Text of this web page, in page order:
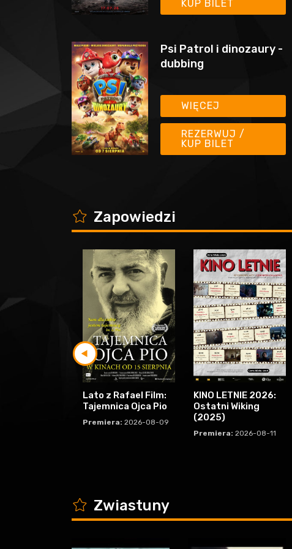
KUP BILET
Psi Patrol i dinozaury -
dubbing
WIĘCEJ
REZERWUJ /
KUP BILET
K Zapowiedzi
Lato z Rafael Film:
Tajemnica Ojca Pio
Premiera: 2026-08-09
KINO LETNIE 2026:
Ostatni Wiking
(2025)
Premiera: 2026-08-11
K Zwiastuny